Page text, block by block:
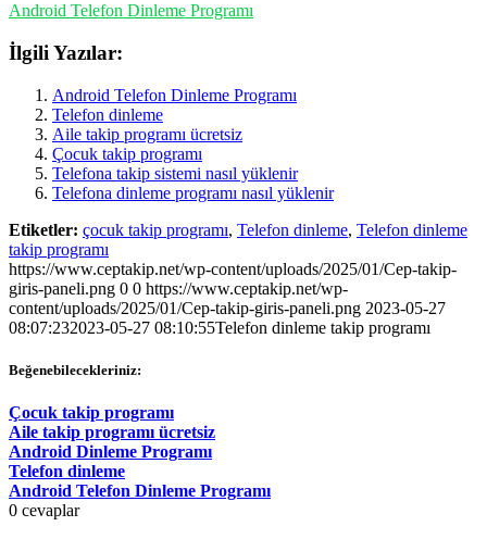
Android Telefon Dinleme Programı
İlgili Yazılar:
Android Telefon Dinleme Programı
Telefon dinleme
Aile takip programı ücretsiz
Çocuk takip programı
Telefona takip sistemi nasıl yüklenir
Telefona dinleme programı nasıl yüklenir
Etiketler: çocuk takip programı, Telefon dinleme, Telefon dinleme
takip programı
https://www.ceptakip.net/wp-content/uploads/2025/01/Cep-takip-
giris-paneli.png 0 0 https://www.ceptakip.net/wp-
content/uploads/2025/01/Cep-takip-giris-paneli.png 2023-05-27
08:07:232023-05-27 08:10:55Telefon dinleme takip programı
Beğenebilecekleriniz:
Çocuk takip programı
Aile takip programı ücretsiz
Android Dinleme Programı
Telefon dinleme
Android Telefon Dinleme Programı
0 cevaplar